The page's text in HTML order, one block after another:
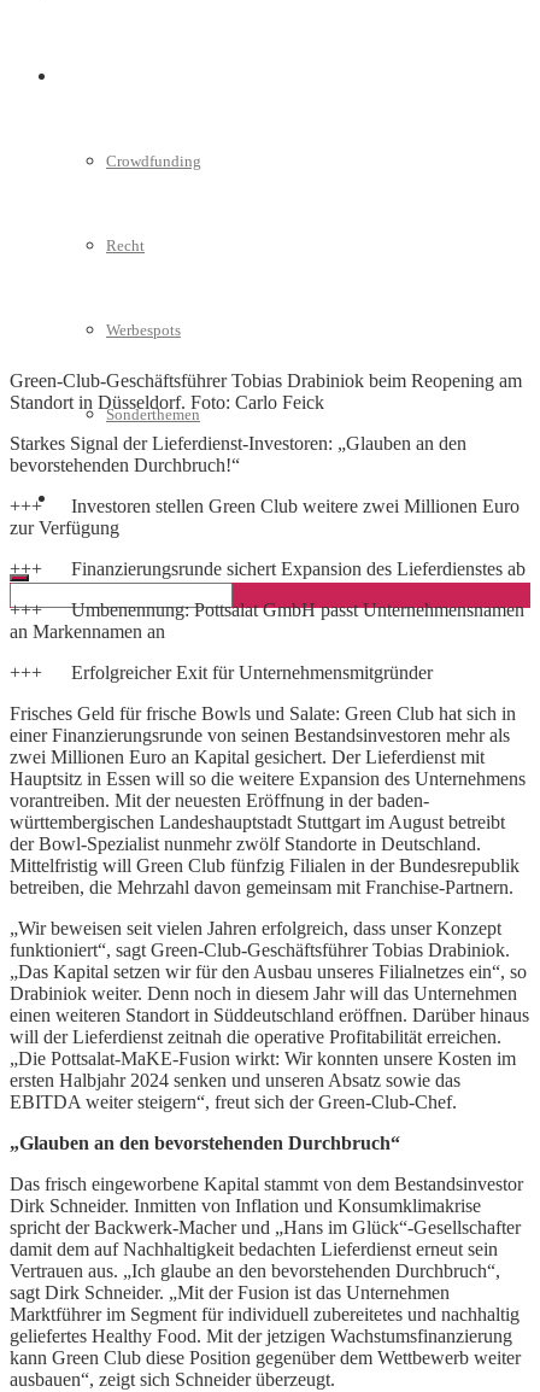
Crowdfunding
Recht
Werbespots
Sonderthemen
Geschäftskonto eröffnen
Green-Club-Geschäftsführer Tobias Drabiniok beim Reopening am
Standort in Düsseldorf. Foto: Carlo Feick
Starkes Signal der Lieferdienst-Investoren: „Glauben an den
bevorstehenden Durchbruch!“
+++ Investoren stellen Green Club weitere zwei Millionen Euro
zur Verfügung
+++ Finanzierungsrunde sichert Expansion des Lieferdienstes ab
+++ Umbenennung: Pottsalat GmbH passt Unternehmensnamen
an Markennamen an
+++ Erfolgreicher Exit für Unternehmensmitgründer
Frisches Geld für frische Bowls und Salate: Green Club hat sich in
einer Finanzierungsrunde von seinen Bestandsinvestoren mehr als
zwei Millionen Euro an Kapital gesichert. Der Lieferdienst mit
Hauptsitz in Essen will so die weitere Expansion des Unternehmens
vorantreiben. Mit der neuesten Eröffnung in der baden-
württembergischen Landeshauptstadt Stuttgart im August betreibt
der Bowl-Spezialist nunmehr zwölf Standorte in Deutschland.
Mittelfristig will Green Club fünfzig Filialen in der Bundesrepublik
betreiben, die Mehrzahl davon gemeinsam mit Franchise-Partnern.
„Wir beweisen seit vielen Jahren erfolgreich, dass unser Konzept
funktioniert“, sagt Green-Club-Geschäftsführer Tobias Drabiniok.
„Das Kapital setzen wir für den Ausbau unseres Filialnetzes ein“, so
Drabiniok weiter. Denn noch in diesem Jahr will das Unternehmen
einen weiteren Standort in Süddeutschland eröffnen. Darüber hinaus
will der Lieferdienst zeitnah die operative Profitabilität erreichen.
„Die Pottsalat-MaKE-Fusion wirkt: Wir konnten unsere Kosten im
ersten Halbjahr 2024 senken und unseren Absatz sowie das
EBITDA weiter steigern“, freut sich der Green-Club-Chef.
„Glauben an den bevorstehenden Durchbruch“
Das frisch eingeworbene Kapital stammt von dem Bestandsinvestor
Dirk Schneider. Inmitten von Inflation und Konsumklimakrise
spricht der Backwerk-Macher und „Hans im Glück“-Gesellschafter
damit dem auf Nachhaltigkeit bedachten Lieferdienst erneut sein
Vertrauen aus. „Ich glaube an den bevorstehenden Durchbruch“,
sagt Dirk Schneider. „Mit der Fusion ist das Unternehmen
Marktführer im Segment für individuell zubereitetes und nachhaltig
geliefertes Healthy Food. Mit der jetzigen Wachstumsfinanzierung
kann Green Club diese Position gegenüber dem Wettbewerb weiter
ausbauen“, zeigt sich Schneider überzeugt.